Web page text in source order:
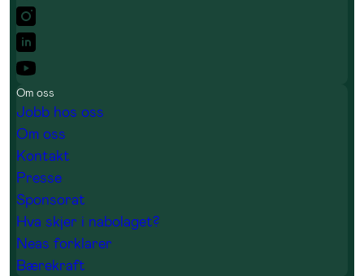
Om oss
Jobb hos oss
Om oss
Kontakt
Presse
Sponsorat
Hva skjer i nabolaget?
Neas forklarer
Bærekraft